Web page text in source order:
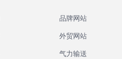
品牌网站
外贸网站
气力输送